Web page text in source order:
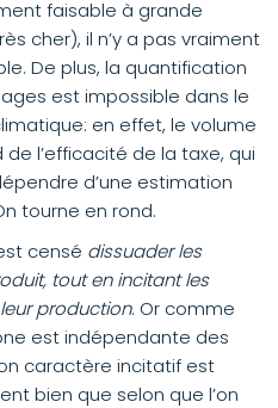
faisable à grande
cher), il n’y a pas vraiment
De plus, la quantification
est impossible dans le
en effet, le volume
l’efficacité de la taxe, qui
d’une estimation
tourne en rond.
censé dissuader les
tout en incitant les
production. Or comme
est indépendante des
caractère incitatif est
bien que selon que l’on